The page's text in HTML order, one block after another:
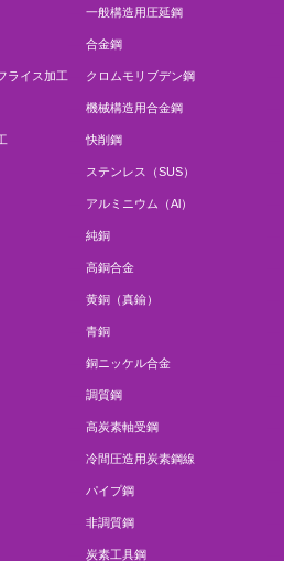
ライス加工
一般構造用圧延鋼
合金鋼
クロムモリブデン鋼
機械構造用合金鋼
快削鋼
ステンレス（SUS）
アルミニウム（Al）
純銅
高銅合金
黄銅（真鍮）
青銅
銅ニッケル合金
調質鋼
高炭素軸受鋼
冷間圧造用炭素鋼線
パイプ鋼
非調質鋼
炭素工具鋼